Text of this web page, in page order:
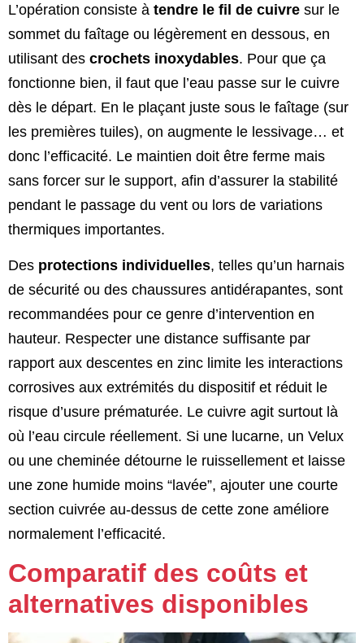
L’opération consiste à tendre le fil de cuivre sur le
sommet du faîtage ou légèrement en dessous, en
utilisant des crochets inoxydables. Pour que ça
fonctionne bien, il faut que l’eau passe sur le cuivre
dès le départ. En le plaçant juste sous le faîtage (sur
les premières tuiles), on augmente le lessivage… et
donc l’efficacité. Le maintien doit être ferme mais
sans forcer sur le support, afin d’assurer la stabilité
pendant le passage du vent ou lors de variations
thermiques importantes.
Des protections individuelles, telles qu’un harnais
de sécurité ou des chaussures antidérapantes, sont
recommandées pour ce genre d’intervention en
hauteur. Respecter une distance suffisante par
rapport aux descentes en zinc limite les interactions
corrosives aux extrémités du dispositif et réduit le
risque d’usure prématurée. Le cuivre agit surtout là
où l’eau circule réellement. Si une lucarne, un Velux
ou une cheminée détourne le ruissellement et laisse
une zone humide moins “lavée”, ajouter une courte
section cuivrée au-dessus de cette zone améliore
normalement l’efficacité.
Comparatif des coûts et
alternatives disponibles